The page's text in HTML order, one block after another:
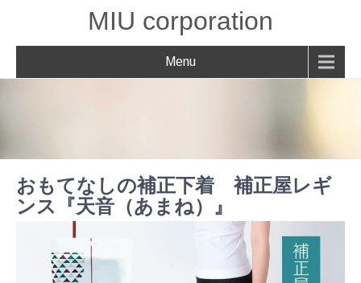
MIU corporation
Menu
おもてなしの補正下着 補正屋レギ
ンス『天音（あまね）』